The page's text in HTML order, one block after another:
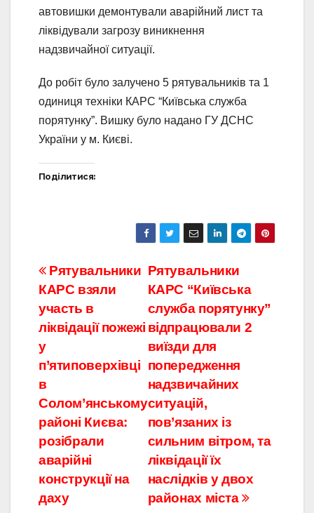
автовишки демонтували аварійний лист та
ліквідували загрозу виникнення
надзвичайної ситуації.
До робіт було залучено 5 рятувальників та 1
одиниця техніки КАРС “Київська служба
порятунку”. Вишку було надано ГУ ДСНС
України у м. Києві.
Поділитися:
Навігація
записів
Рятувальники
КАРС “Київська
служба порятунку”
відпрацювали 2
виїзди для
попередження
надзвичайних
ситуацій,
пов’язаних із
сильним вітром, та
ліквідації їх
наслідків у двох
районах міста
Рятувальники
КАРС взяли
участь в
ліквідації пожежі
у
п’ятиповерхівці
в
Солом’янському
районі Києва:
розібрали
аварійні
конструкції на
даху